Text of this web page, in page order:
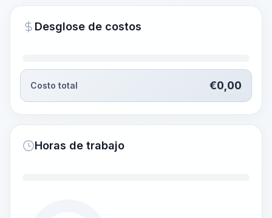
~15-30 Sek.
Desglose de costos
Costo total €0,00
Horas de trabajo